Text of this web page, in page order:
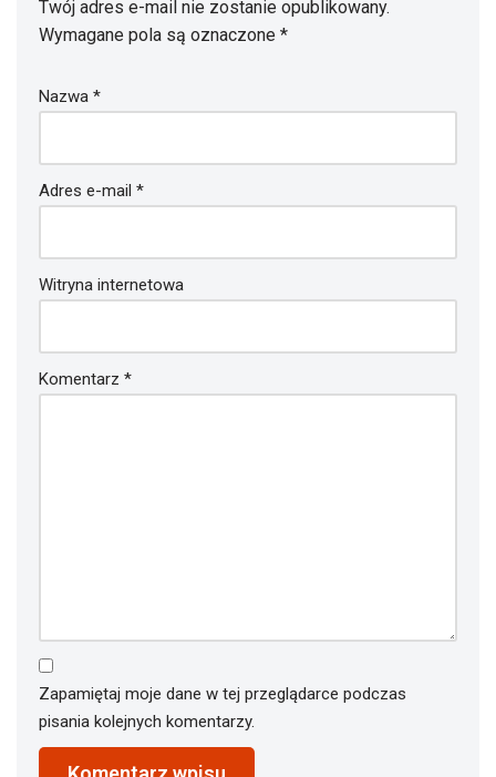
Twój adres e-mail nie zostanie opublikowany.
Wymagane pola są oznaczone *
Nazwa *
Adres e-mail *
Witryna internetowa
Komentarz *
Zapamiętaj moje dane w tej przeglądarce podczas
pisania kolejnych komentarzy.